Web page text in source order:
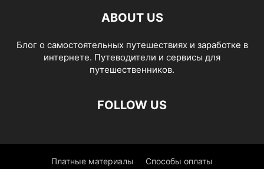
ABOUT US
Блог о самостоятельных путешествиях и заработке в
интернете. Путеводители и сервисы для
путешественников.
FOLLOW US
Платные материалы Способы оплаты